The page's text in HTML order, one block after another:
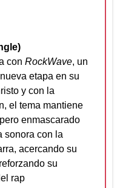
con RockWave, un
etapa en su
y con la
el tema mantiene
enmascarado
sonora con la
acercando su
su
rap